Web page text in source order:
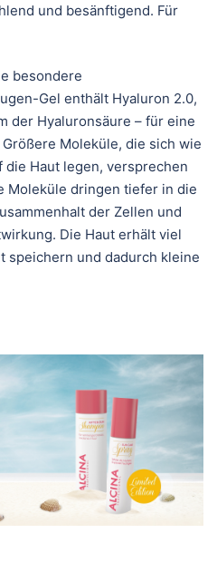
und besänftigend. Für
besondere
Gel enthält Hyaluron 2.0,
der Hyaluronsäure – für eine
Moleküle, die sich wie
Haut legen, versprechen
Moleküle dringen tiefer in die
der Zellen und
Die Haut erhält viel
speichern und dadurch kleine